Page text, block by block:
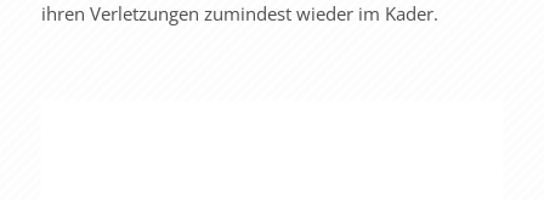
ihren Verletzungen zumindest wieder im Kader.